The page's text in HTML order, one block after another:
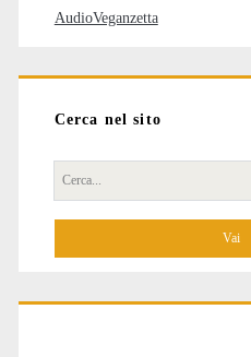
AudioVeganzetta
Cerca nel sito
Cerca
per: